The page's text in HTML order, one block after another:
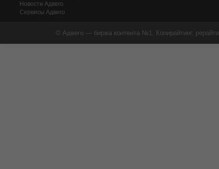
Новости Адвего
Сервисы Адвего
© Адвего — биржа контента №1. Копирайтинг,